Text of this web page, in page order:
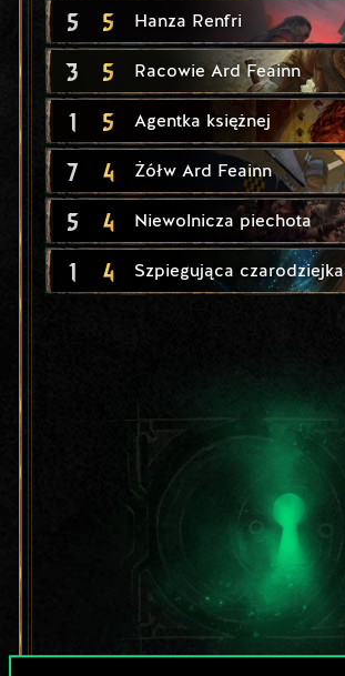
5 5 Hanza Renfri
3 5 Racowie Ard Feainn
1 5 Agentka księżnej
7 4 Żółw Ard Feainn
5 4 Niewolnicza piechota
1 4 Szpiegująca czarodziejka